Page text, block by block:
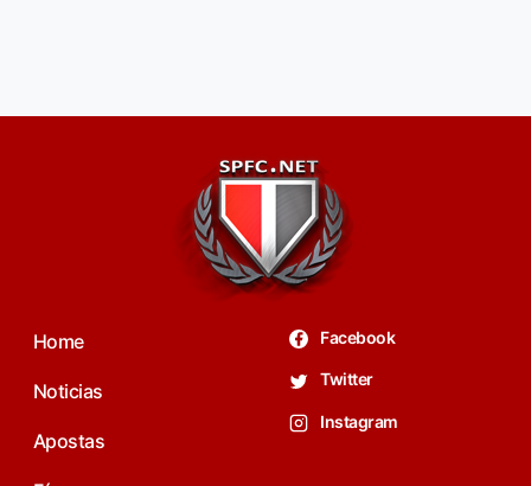
Home
Noticias
Apostas
Facebook
Twitter
Instagram